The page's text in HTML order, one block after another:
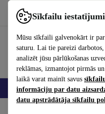
Sīkfailu iestatījumi
Mūsu sīkfaili galvenokārt ir
saturu. Lai tie pareizi
analizēt jūsu pārlūkošanas
reklāmas, izmantojot pirmās
laikā varat mainīt savus
informāciju par datu
datu apstrādātāja sīkfailu
Izmantojiet refurbed ātri un viegli
Viedtālruņi Portatīvie datori